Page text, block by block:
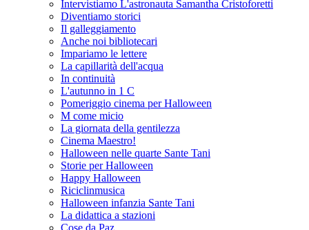
Intervistiamo L'astronauta Samantha Cristoforetti
Diventiamo storici
Il galleggiamento
Anche noi bibliotecari
Impariamo le lettere
La capillarità dell'acqua
In continuità
L'autunno in 1 C
Pomeriggio cinema per Halloween
M come micio
La giornata della gentilezza
Cinema Maestro!
Halloween nelle quarte Sante Tani
Storie per Halloween
Happy Halloween
Riciclinmusica
Halloween infanzia Sante Tani
La didattica a stazioni